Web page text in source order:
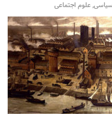
سیاسی,علوم اجتماعی